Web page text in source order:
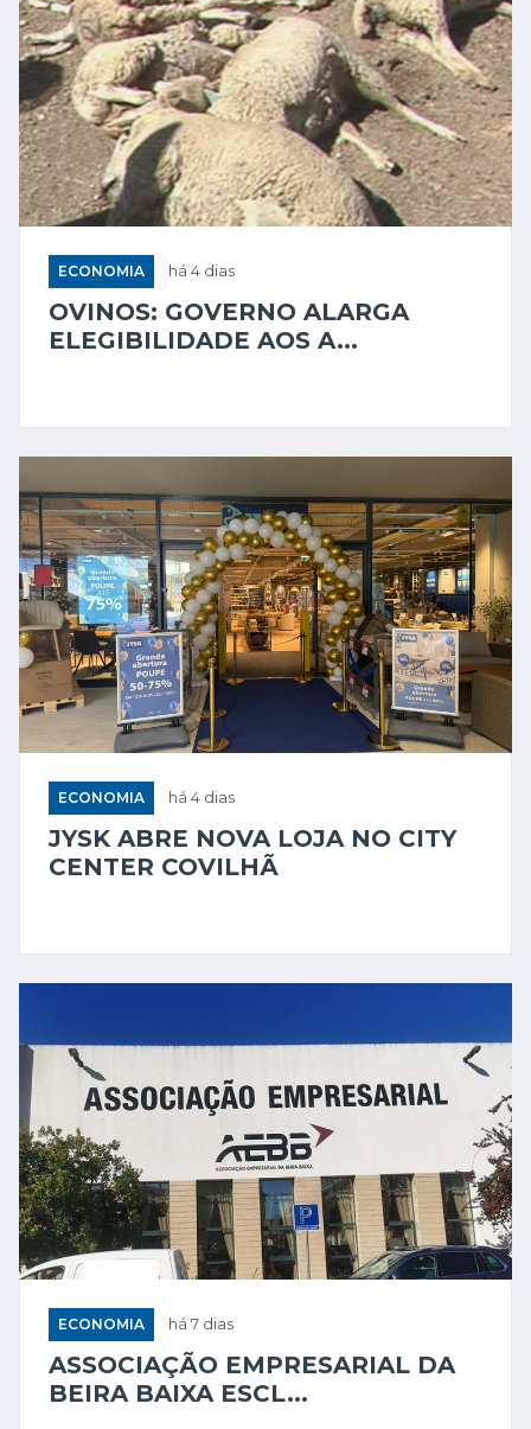
ECONOMIA há 4 dias
OVINOS: GOVERNO ALARGA
ELEGIBILIDADE AOS A...
ECONOMIA há 4 dias
JYSK ABRE NOVA LOJA NO CITY
CENTER COVILHÃ
ECONOMIA há 7 dias
ASSOCIAÇÃO EMPRESARIAL DA
BEIRA BAIXA ESCL...